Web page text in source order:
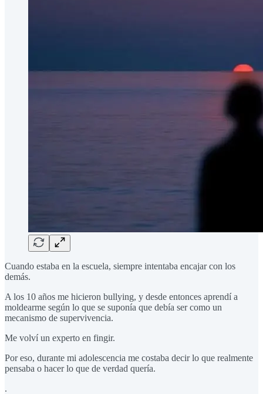
Cuando estaba en la escuela, siempre intentaba encajar con los
demás.
A los 10 años me hicieron bullying, y desde entonces aprendí a
moldearme según lo que se suponía que debía ser como un
mecanismo de supervivencia.
Me volví un experto en fingir.
Por eso, durante mi adolescencia me costaba decir lo que realmente
pensaba o hacer lo que de verdad quería.
.